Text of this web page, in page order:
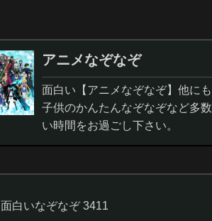
アニメなぞなぞ
面白い【アニメなぞなぞ】他に
子供のかんたんなぞなぞなど多
い時間をお過ごし下さい。
面白いなぞなぞ 3411